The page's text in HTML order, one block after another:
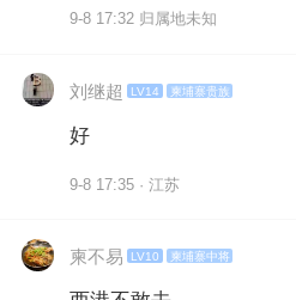
9-8 17:32 归属地未知
刘继超 LV14 柬埔寨贵族
好
9-8 17:35 · 江苏
柬不易 LV10 柬埔寨中将